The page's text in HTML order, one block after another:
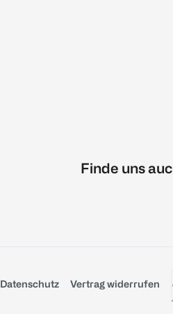
Finde uns
Datenschutz Vertrag widerrufen